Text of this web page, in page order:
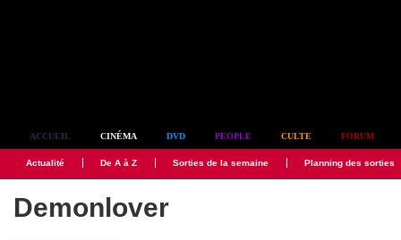
ACCUEIL CINÉMA DVD PEOPLE CULTE FORUM
Actualité De A à Z Sorties de la semaine Planning des sorties
Demonlover